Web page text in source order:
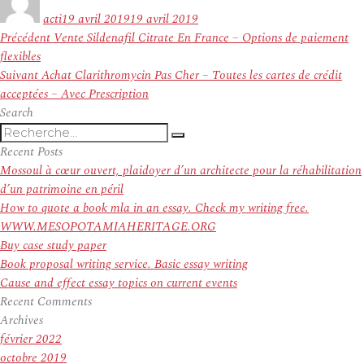
actile
19 avril 201919 avril 2019
Navigation
de
l’article
Précédent Article
Vente Sildenafil Citrate En France – Options de paiement
flexibles
SuivantArticle
suivant :
Achat Clarithromycin Pas Cher – Toutes les cartes de crédit
acceptées – Avec Prescription
Search
Recherche
pour
:
Recherche
Recent Posts
Mossoul à cœur ouvert, plaidoyer d’un architecte pour la réhabilitation
d’un patrimoine en péril
How to quote a book mla in an essay. Check my writing free.
WWW.MESOPOTAMIAHERITAGE.ORG
Buy case study paper
Book proposal writing service. Basic essay writing
Cause and effect essay topics on current events
Recent Comments
Archives
février 2022
octobre 2019